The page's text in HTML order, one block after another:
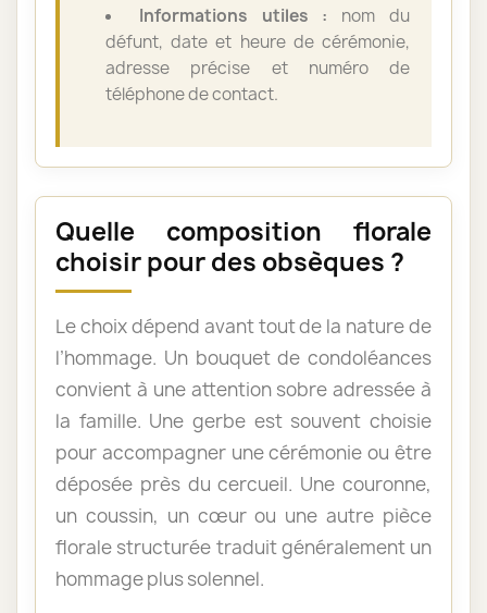
Informations utiles : nom du
défunt, date et heure de cérémonie,
adresse précise et numéro de
téléphone de contact.
Quelle composition florale
choisir pour des obsèques ?
Le choix dépend avant tout de la nature de
l’hommage. Un bouquet de condoléances
convient à une attention sobre adressée à
la famille. Une gerbe est souvent choisie
pour accompagner une cérémonie ou être
déposée près du cercueil. Une couronne,
un coussin, un cœur ou une autre pièce
florale structurée traduit généralement un
hommage plus solennel.